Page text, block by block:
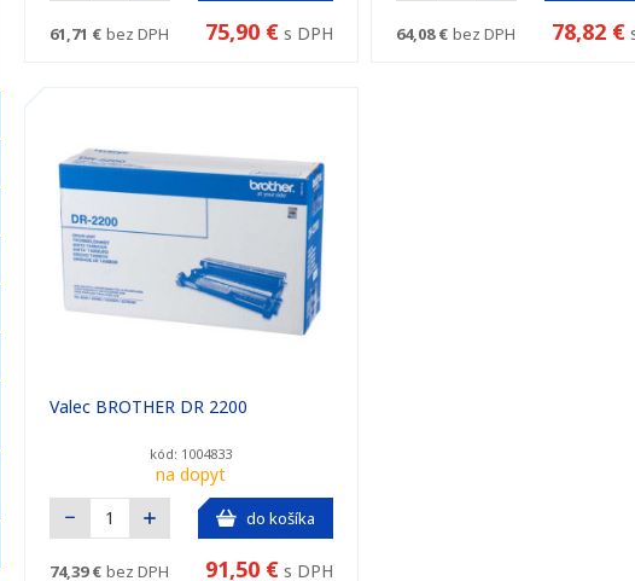
61,71 € bez DPH 75,90 € s DPH 64,08 € bez DPH 78,82 €
Valec BROTHER DR 2200
kód: 1004833
na dopyt
do košíka
74,39 € bez DPH 91,50 € s DPH